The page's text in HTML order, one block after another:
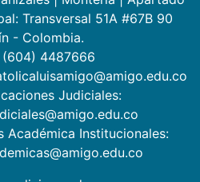
Transversal 51A #67B 90
- Colombia.
(604) 4487666
Judiciales:
Académica Institucionales: